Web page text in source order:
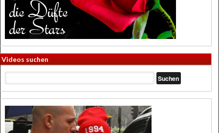
Videos suchen